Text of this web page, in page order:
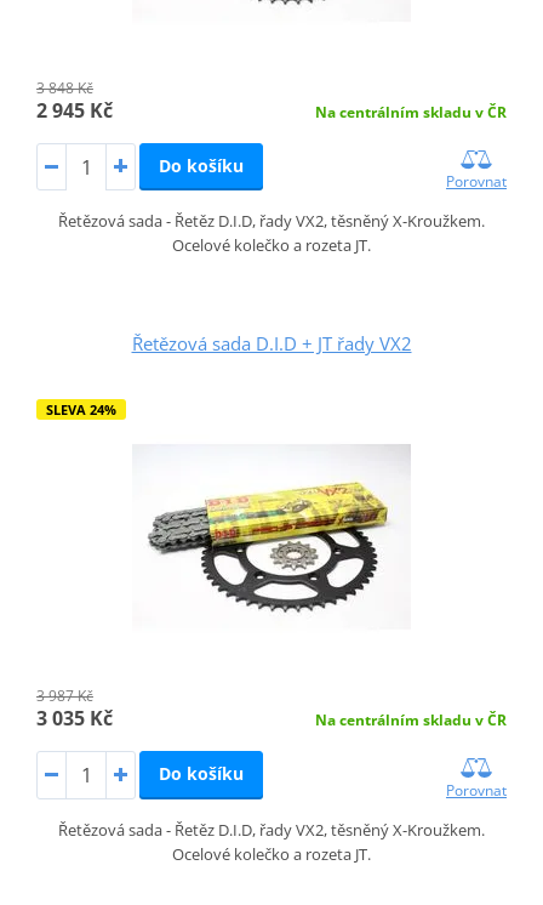
3 848 Kč
2 945 Kč Na centrálním skladu v ČR
Do košíku
Porovnat
Řetězová sada - Řetěz D.I.D, řady VX2, těsněný X-Kroužkem.
Ocelové kolečko a rozeta JT.
Řetězová sada D.I.D + JT řady VX2
SLEVA 24%
3 987 Kč
3 035 Kč Na centrálním skladu v ČR
Do košíku
Porovnat
Řetězová sada - Řetěz D.I.D, řady VX2, těsněný X-Kroužkem.
Ocelové kolečko a rozeta JT.